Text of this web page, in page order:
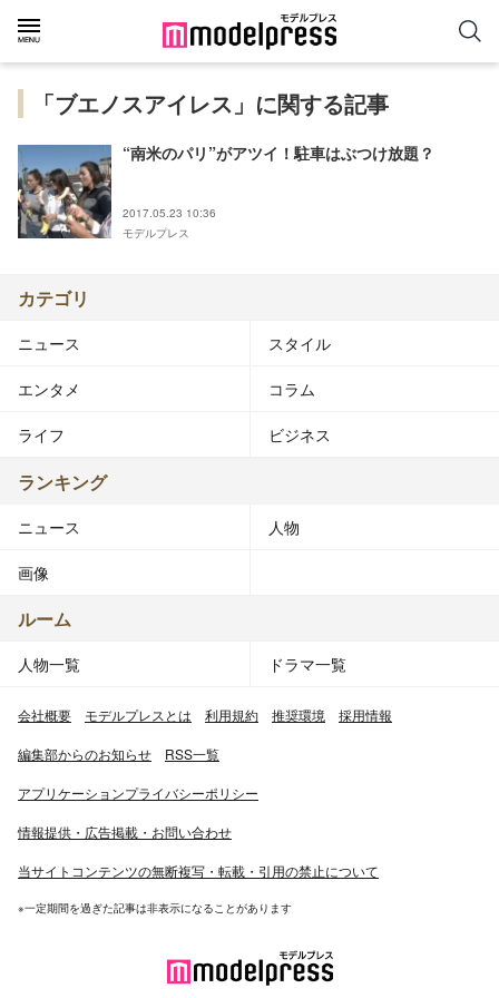
「ブエノスアイレス」に関する記事
“南米のパリ”がアツイ！駐車はぶつけ放題？
2017.05.23 10:36
モデルプレス
カテゴリ
ニュース スタイル
エンタメ コラム
ライフ ビジネス
ランキング
ニュース 人物
画像
ルーム
人物一覧 ドラマ一覧
会社概要 モデルプレスとは 利用規約 推奨環境 採用情報
編集部からのお知らせ RSS一覧
アプリケーションプライバシーポリシー
情報提供・広告掲載・お問い合わせ
当サイトコンテンツの無断複写・転載・引用の禁止について
※一定期間を過ぎた記事は非表示になることがあります